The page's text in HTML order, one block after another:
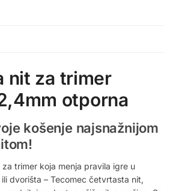
nit za trimer
otporna
košenje najsnažnijom
trimer koja menja pravila igre u
dvorišta – Tecomec četvrtasta nit,